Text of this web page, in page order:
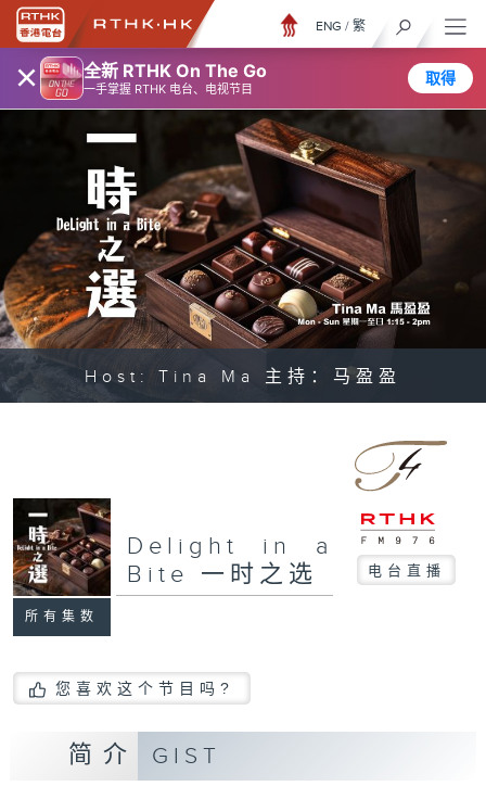
× 全新 RTHK On The Go
一手掌握 RTHK 电台、电视节目
取得
ENG / 繁
Host: Tina Ma 主持：马盈盈
所有集数
Delight in a
Bite 一时之选
电台直播
您喜欢这个节目吗?
简介 GIST